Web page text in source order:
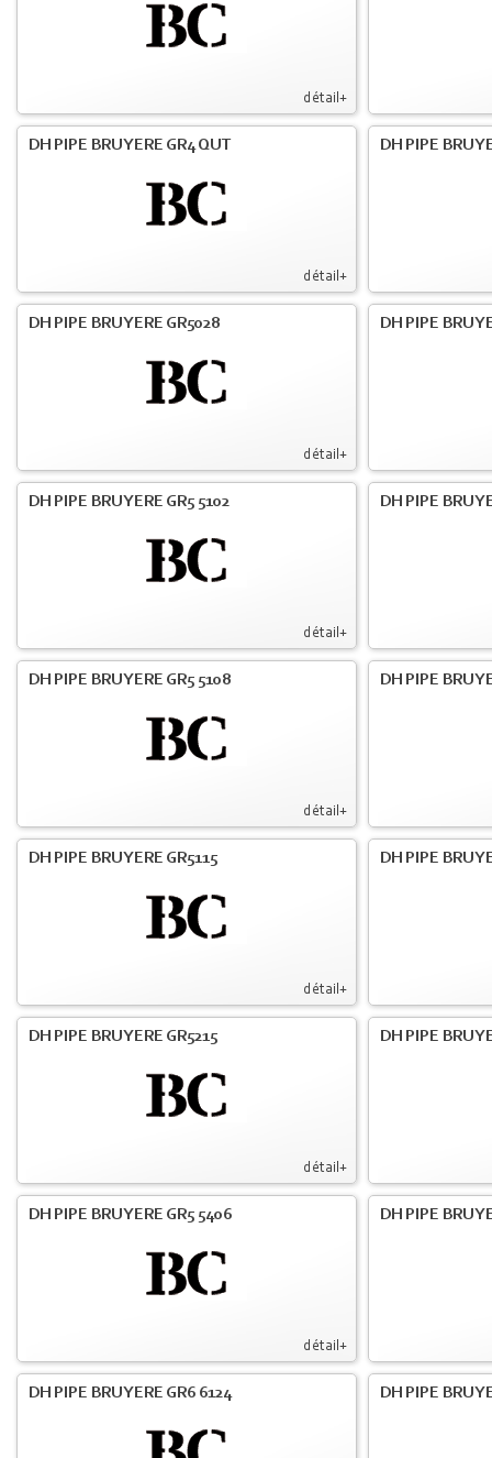
détail+
détail+
DH PIPE BRUYERE GR4 QUT DH PIPE
détail+
DH PIPE BRUYERE GR5028 DH PIPE
détail+
DH PIPE BRUYERE GR5 5102 DH PIPE
détail+
DH PIPE BRUYERE GR5 5108 DH PIPE
détail+
DH PIPE BRUYERE GR5115 DH PIPE
détail+
DH PIPE BRUYERE GR5215 DH PIPE
détail+
DH PIPE BRUYERE GR5 5406 DH PIPE
DH PIPE BRUYERE GR6 6124 DH PIPE